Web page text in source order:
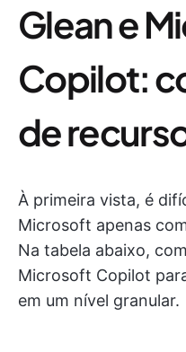
Glean e
Copilot:
de
À primeira vista, é
Microsoft apenas
Na tabela abaixo,
Microsoft Copilot
em um nível granular.